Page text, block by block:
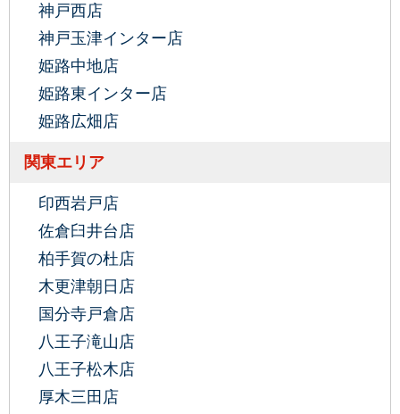
神戸西店
神戸玉津インター店
姫路中地店
姫路東インター店
姫路広畑店
関東エリア
印西岩戸店
佐倉臼井台店
柏手賀の杜店
木更津朝日店
国分寺戸倉店
八王子滝山店
八王子松木店
厚木三田店